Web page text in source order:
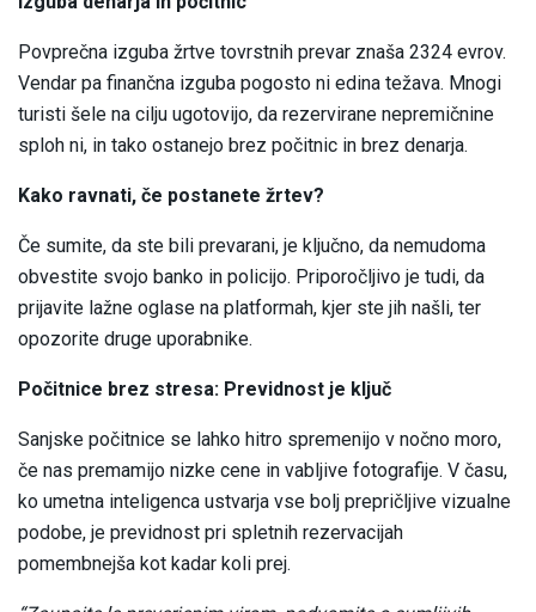
Povprečna izguba žrtve tovrstnih prevar znaša 2324 evrov.
Vendar pa finančna izguba pogosto ni edina težava. Mnogi
turisti šele na cilju ugotovijo, da rezervirane nepremičnine
sploh ni, in tako ostanejo brez počitnic in brez denarja.
Kako ravnati, če postanete žrtev?
Če sumite, da ste bili prevarani, je ključno, da nemudoma
obvestite svojo banko in policijo. Priporočljivo je tudi, da
prijavite lažne oglase na platformah, kjer ste jih našli, ter
opozorite druge uporabnike.
Počitnice brez stresa: Previdnost je ključ
Sanjske počitnice se lahko hitro spremenijo v nočno moro,
če nas premamijo nizke cene in vabljive fotografije. V času,
ko umetna inteligenca ustvarja vse bolj prepričljive vizualne
podobe, je previdnost pri spletnih rezervacijah
pomembnejša kot kadar koli prej.